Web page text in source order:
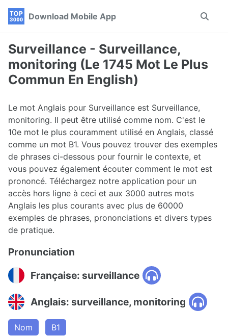
Skip
navigation
Skip
Skip
Download Mobile App
Toggle
Surveillance - Surveillance,
monitoring (Le 1745 Mot Le Plus
Commun En English)
Le mot Anglais pour Surveillance est Surveillance,
monitoring. Il peut être utilisé comme nom. C'est le
10e mot le plus couramment utilisé en Anglais, classé
comme un mot B1. Vous pouvez trouver des exemples
de phrases ci-dessous pour fournir le contexte, et
vous pouvez également écouter comment le mot est
prononcé. Téléchargez notre application pour un
accès hors ligne à ceci et aux 3000 autres mots
Anglais les plus courants avec plus de 60000
exemples de phrases, prononciations et divers types
de pratique.
Pronunciation
Française: surveillance
Anglais: surveillance, monitoring
Nom B1